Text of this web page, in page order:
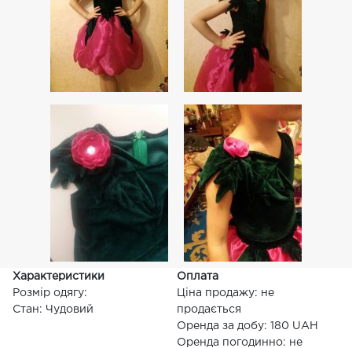
Характеристики
Розмір одягу:
Стан: Чудовий
Оплата
Ціна продажу: не
продається
Оренда за добу: 180 UAH
Оренда погодинно: не